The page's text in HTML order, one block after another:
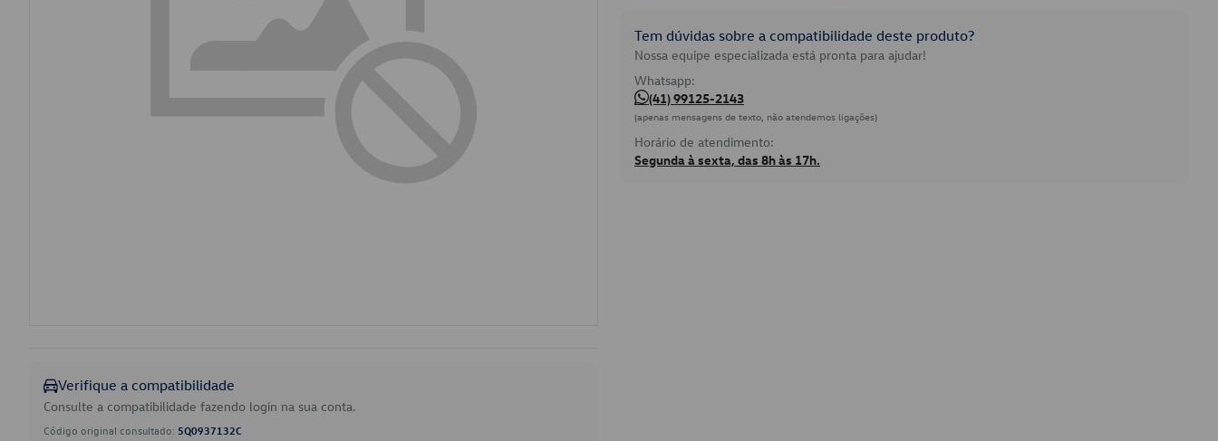
Verifique a compatibilidade
Consulte a compatibilidade fazendo login na sua conta.
Código original consultado: 5Q0937132C
Tem dúvidas sobre a compatibilidade deste produto?
Nossa equipe especializada está pronta para ajudar!
Whatsapp:
(41) 99125-2143
(apenas mensagens de texto, não atendemos ligações)
Horário de atendimento:
Segunda à sexta, das 8h às 17h.